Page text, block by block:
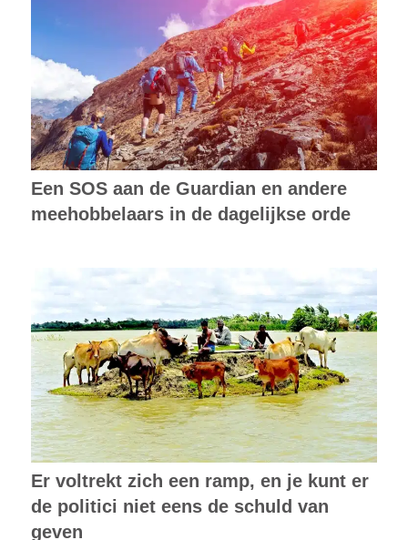
Een SOS aan de Guardian en andere
meehobbelaars in de dagelijkse orde
Er voltrekt zich een ramp, en je kunt er
de politici niet eens de schuld van
geven